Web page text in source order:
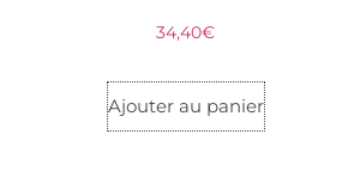
34,40€
Ajouter au panier